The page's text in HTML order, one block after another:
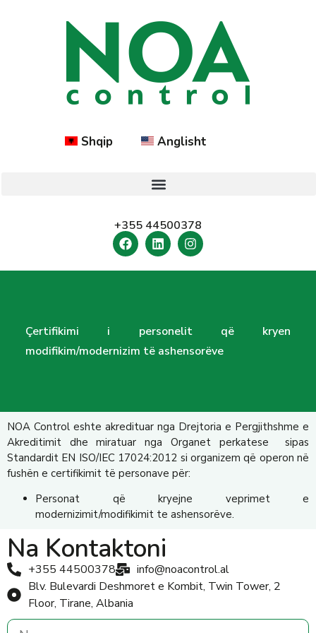
Shqip Anglisht
+355 44500378
Çertifikimi i personelit që kryen
modifikim/modernizim të ashensorëve
NOA Control eshte akredituar nga Drejtoria e Pergjithshme e
Akreditimit dhe miratuar nga Organet perkatese sipas
Standardit EN ISO/IEC 17024:2012 si organizem që operon në
fushën e certifikimit të personave për:
Personat që kryejne veprimet e
modernizimit/modifikimit te ashensorëve.
Na Kontaktoni
+355 44500378
info@noacontrol.al
Blv. Bulevardi Deshmoret e Kombit, Twin Tower, 2
Floor, Tirane, Albania